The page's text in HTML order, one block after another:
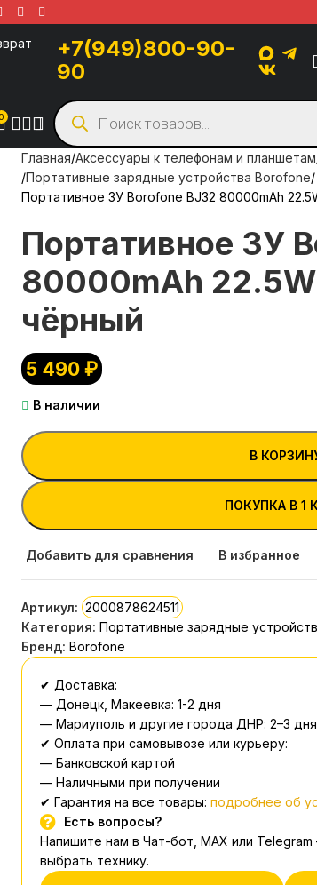
+7(949)800-90-
90
0
Главная Аксессуары к телефонам и планшетам
Портативные зарядные устройства Borofone
Портативное ЗУ Borofone BJ32 80000mAh
Портативное ЗУ
80000mAh
чёрный
5 490₽
В наличии
В
ПОКУПКА В 1
Добавить для сравнения В избранное
Артикул: 2000878624511
Категория: Портативные зарядные
Бренд: Borofone
✔ Доставка:
— Донецк, Макеевка: 1-2 дня
— Мариуполь и другие города ДНР: 2–3 дня
✔ Оплата при самовывозе или курьеру:
— Банковской картой
— Наличными при получении
✔ Гарантия на все товары: подробнее об
Есть вопросы?
Напишите нам в Чат-бот, MAX или
выбрать технику.